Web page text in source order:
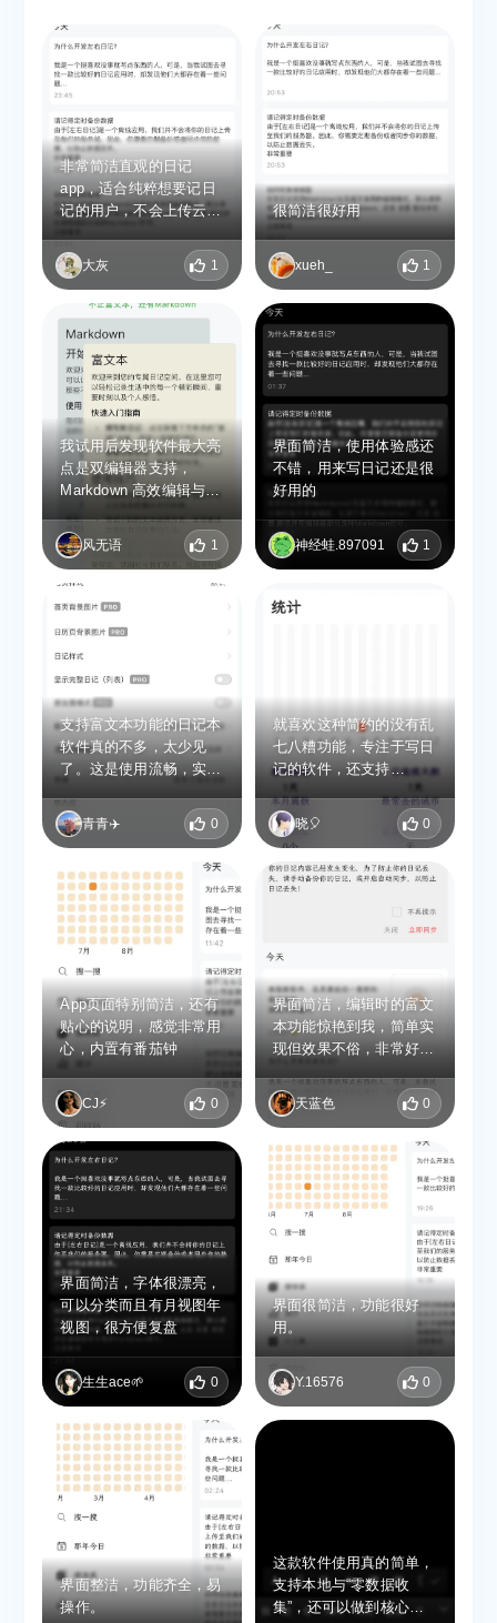
非常简洁直观的日记
app，适合纯粹想要记日
记的用户，不会上传云
断制很有诚意，也不贵，
是个可以长期使用的软
大灰 1
很简洁很好用
xueh_ 1
我试用后发现软件最大亮
点是双编辑器支持，
Markdown 高效编辑与富
适配不同创作习惯。智能
回顾功能十分暖心，热力
机回忆、往年今日功能，
隐私防护更是诚意满满，
秉持零数据收集原则，内
容默认本地存储，牢牢守
护用户隐私。全平台适配
到位，兼容 iOS、安卓及
纯血鸿蒙系统，后续还将
上线桌面版。核心功能全
部免费开放，支持无门槛
WebDav、阿里云盘等多
途径云端备份，兼顾隐私
与数据安全。 整体界面
简约干净、无冗余广告，
功能实用不臃肿，无论是
日常随手记录还是深度文
字创作，都是一款值得长
期使用的宝藏日记软件。
风无语 1
界面简洁，使用体验感还
不错，用来写日记还是很
好用的
神经蛙.897091 1
支持富文本功能的日记本
软件真的不多，太少见
了。这是使用流畅，实用
强大，写日记专用，自定
义效果还挺多的。
青青✈️ 0
就喜欢这种简约的没有乱
七八糟功能，专注于写日
记的软件，还支持
markdown，相当实用，
隐私性也强。
晓🎈 0
App页面特别简洁，还有
贴心的说明，感觉非常用
心，内置有番茄钟
CJ⚡️ 0
界面简洁，编辑时的富文
本功能惊艳到我，简单实
现但效果不俗，非常好
天蓝色 0
界面简洁，字体很漂亮，
可以分类而且有月视图年
视图，很方便复盘
生生ace🌱 0
界面很简洁，功能很好
用。
Y.16576 0
界面整洁，功能齐全，易
操作。
这款软件使用真的简单，
支持本地与“零数据收
集”，还可以做到核心功